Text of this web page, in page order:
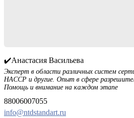
✔️Анастасия Васильева
Эксперт в области различных систем
HACCP и другие. Опыт в сфере
Помощь и внимание на каждом этапе
88006007055
info@ntdstandart.ru